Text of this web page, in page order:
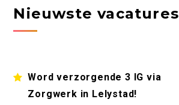
Nieuwste vacatures
Word verzorgende 3 IG via
Zorgwerk in Lelystad!